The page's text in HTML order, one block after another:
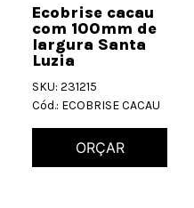
Ecobrise cacau
com 100mm de
largura Santa
Luzia
SKU: 231215
Cód.: ECOBRISE CACAU
ORÇAR